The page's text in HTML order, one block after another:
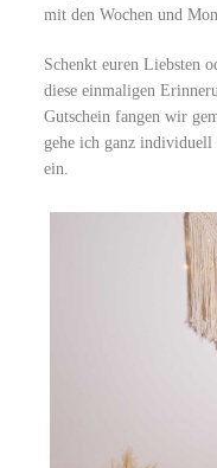
mit den Wochen und
Schenkt euren Liebsten
diese einmaligen
Gutschein fangen wir
gehe ich ganz
ein.